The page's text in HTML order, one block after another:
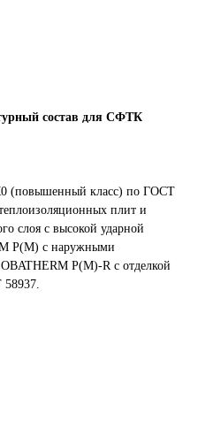
состав для СФТК
(повышенный класс) по ГОСТ
плит и
слоя с высокой ударной
P(M) с наружными
P(M)-R c отделкой